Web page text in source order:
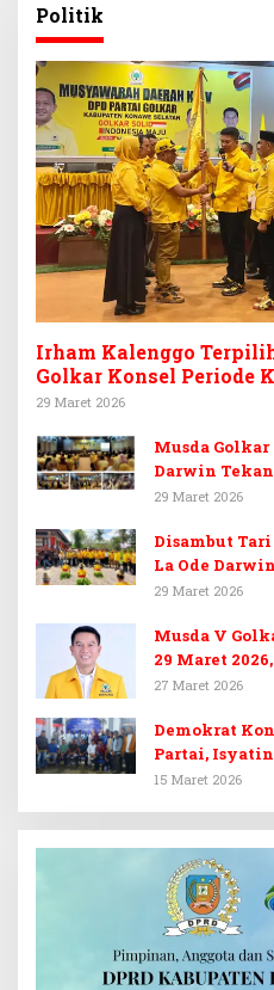
Politik
Irham Kalenggo
Golkar Konsel Periode
29 Maret 2026
Musda Golkar
Darwin
Target 14
29 Maret 2026
Disambut
La Ode
Golkar Konsel
29 Maret 2026
Musda V
29 Maret
untuk Irham
27 Maret 2026
Demokrat
Partai,
Kembalikan
15 Maret 2026